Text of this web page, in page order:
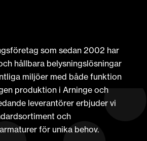
som sedan 2002 har
hållbara belysningslösningar
miljöer med både funktion
produktion i Arninge och
leverantörer erbjuder vi
och
för unika behov.